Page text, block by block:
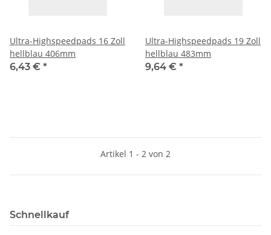
Ultra-Highspeedpads 16 Zoll
hellblau 406mm
6,43 € *
Ultra-Highspeedpads 19 Zoll
hellblau 483mm
9,64 € *
Artikel 1 - 2 von 2
Schnellkauf